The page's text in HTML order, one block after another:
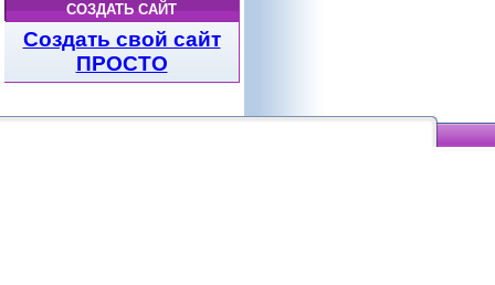
СОЗДАТЬ САЙТ
Создать свой сайт
ПРОСТО